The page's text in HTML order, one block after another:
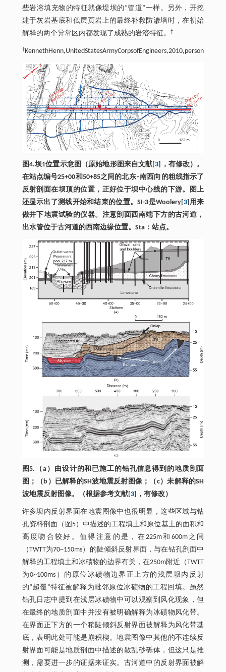
些岩溶填充物的特征就像堤坝的“管道”一样。另外，开挖
建于灰岩基底和低层页岩上的最终补救防渗墙时，在初始
解释的两个异常区内都发现了成熟的岩溶特征。
†
†
图4.坝1位置示意图（原始地形图来自文献[3]，有修改）。
在站点编号25+00和50+85之间的北东–南西向的粗线指示了
反射剖面在坝顶的位置，正好位于坝中心线的下游。图上
还显示出了测线开始和结束的位置。SI-3是Woolery[3]用来
做井下地震试验的仪器。注意剖面西南端下方的古河道，
出水管位于古河道的西南边缘位置。Sta：站点。
图5.（a）由设计的和已施工的钻孔信息得到的地质剖面
图；（b）已解释的SH波地震反射图像；（c）未解释的SH
波地震反射图像。（根据参考文献[3]，有修改）
许多坝内反射界面在地震图像中也很明显，这些区域与钻
孔资料剖面（图5）中描述的工程填土和原位基土的面积和
高度吻合较好。值得注意的是，在225m和600m之间
（TWTT为70~150ms）的陡倾斜反射界面，与在钻孔剖面中
解释的工程填土和冰碛物的边界有关，在250m附近（TWTT
为0~100ms）的原位冰碛物边界正上方的浅层坝内反射
的“超覆”特征被解释为毗邻原位冰碛物的工程回填。虽然
钻孔日志中提到在浅层冰碛物中可以观察到风化现象，但
在最终的地质剖面中并没有被明确解释为冰碛物风化带。
在界面正下方的一个稍陡倾斜反射界面被解释为风化带基
底，表明此处可能是崩积楔。地震图像中其他的不连续反
射界面可能是地质剖面中描述的散乱砂砾体，但这只是推
测，需要进一步的证据来证实。古河道中的反射界面被解